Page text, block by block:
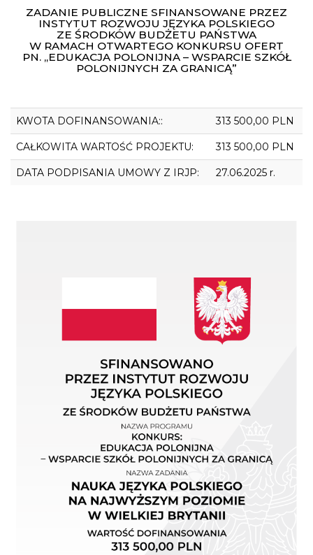
ZADANIE PUBLICZNE SFINANSOWANE PRZEZ
INSTYTUT ROZWOJU JĘZYKA POLSKIEGO
ZE ŚRODKÓW BUDŻETU PAŃSTWA
W RAMACH OTWARTEGO KONKURSU OFERT
PN. „EDUKACJA POLONIJNA – WSPARCIE SZKÓŁ
POLONIJNYCH ZA GRANICĄ”
KWOTA DOFINANSOWANIA:: 313 500,00 PLN
CAŁKOWITA WARTOŚĆ PROJEKTU: 313 500,00 PLN
DATA PODPISANIA UMOWY Z IRJP: 27.06.2025 r.